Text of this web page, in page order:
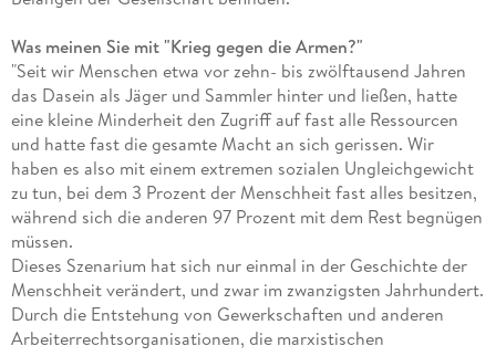
Was meinen Sie mit "Krieg gegen die Armen?"
"Seit wir Menschen etwa vor zehn- bis zwölftausend Jahren
das Dasein als Jäger und Sammler hinter und ließen, hatte
eine kleine Minderheit den Zugriff auf fast alle Ressourcen
und hatte fast die gesamte Macht an sich gerissen. Wir
haben es also mit einem extremen sozialen Ungleichgewicht
zu tun, bei dem 3 Prozent der Menschheit fast alles besitzen,
während sich die anderen 97 Prozent mit dem Rest begnügen
müssen.
Dieses Szenarium hat sich nur einmal in der Geschichte der
Menschheit verändert, und zwar im zwanzigsten Jahrhundert.
Durch die Entstehung von Gewerkschaften und anderen
Arbeiterrechtsorganisationen, die marxistischen